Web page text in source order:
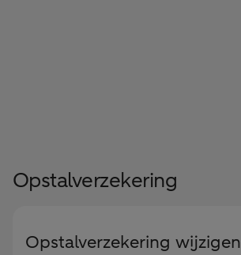
Opstalverzekering
Opstalverzekering wijzigen